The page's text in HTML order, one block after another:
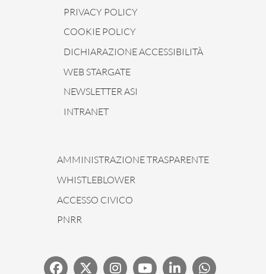
PRIVACY POLICY
COOKIE POLICY
DICHIARAZIONE ACCESSIBILITÀ
WEB STARGATE
NEWSLETTER ASI
INTRANET
AMMINISTRAZIONE TRASPARENTE
WHISTLEBLOWER
ACCESSO CIVICO
PNRR